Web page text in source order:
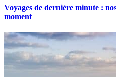
Voyages de dernière minute :
moment